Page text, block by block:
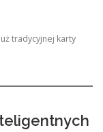
tradycyjnej karty